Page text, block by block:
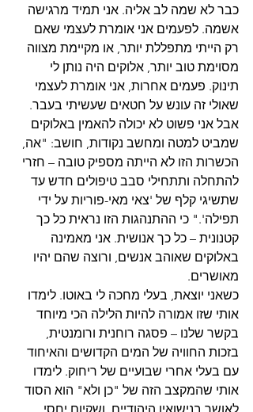
כבר לא שמה לב אליה. אני תמיד מרגישה
אשמה. לפעמים אני אומרת לעצמי שאם
רק הייתי מתפללת יותר, או מקיימת מצווה
מסוימת טוב יותר, אלוקים היה נותן לי
תינוק. פעמים אחרות, אני אומרת לעצמי
שאולי זה עונש על חטאים שעשיתי בעבר.
אבל אני פשוט לא יכולה להאמין באלוקים
שמביט למטה ומחשב נקודות, חושב: "אה,
הכשרות הזו לא הייתה מספיק טובה – חזרי
להתחלה ותתחילי סבב טיפולים חדש עד
שתשיגי קלף של 'צאי מאי-פוריות על ידי
תפילה'." כי ההתנהגות הזו נראית כל כך
קטנונית – כל כך אנושית. אני מאמינה
באלוקים שאוהב אנשים, ורוצה שהם יהיו
מאושרים.
כשאני יוצאת, בעלי מחכה לי באוטו. לימדו
אותי שזו אמורה להיות הלילה הכי מיוחד
בקשר שלנו – פסגה רוחנית ורומנטית,
בזכות החוויה של המים הקדושים והאיחוד
עם בעלי אחרי שבועיים של ריחוק. לימדו
אותי שהמקצב הזה של "כן ולא" הוא הסוד